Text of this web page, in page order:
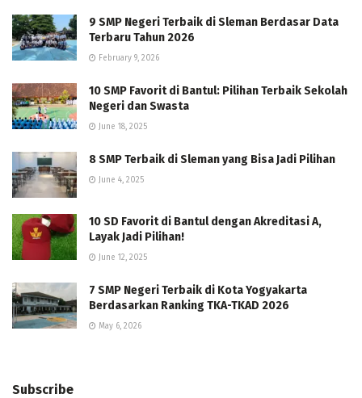
9 SMP Negeri Terbaik di Sleman Berdasar Data
Terbaru Tahun 2026
February 9, 2026
10 SMP Favorit di Bantul: Pilihan Terbaik Sekolah
Negeri dan Swasta
June 18, 2025
8 SMP Terbaik di Sleman yang Bisa Jadi Pilihan
June 4, 2025
10 SD Favorit di Bantul dengan Akreditasi A,
Layak Jadi Pilihan!
June 12, 2025
7 SMP Negeri Terbaik di Kota Yogyakarta
Berdasarkan Ranking TKA-TKAD 2026
May 6, 2026
Subscribe